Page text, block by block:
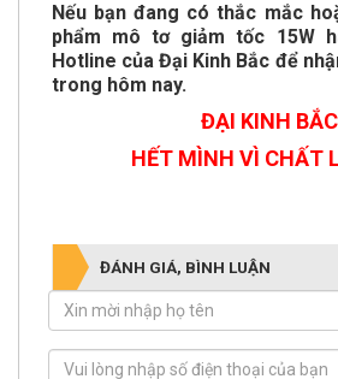
Nếu bạn đang có thắc mắc
phẩm mô tơ giảm tốc 15W
Hotline của Đại Kinh Bắc để
trong hôm nay.
ĐẠI KINH BẮC
HẾT MÌNH VÌ CHẤT
ĐÁNH GIÁ, BÌNH LUẬN